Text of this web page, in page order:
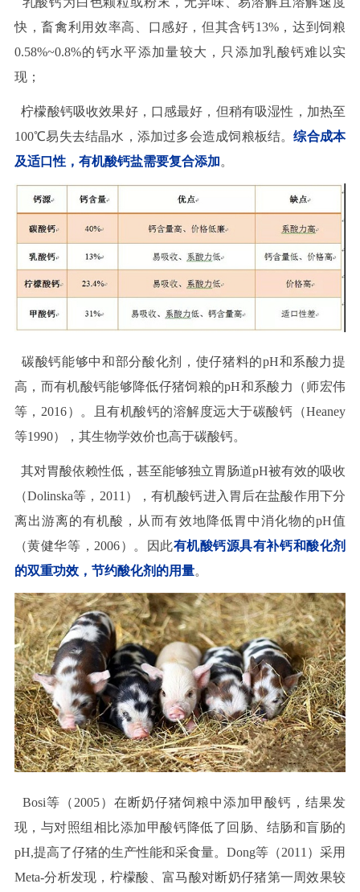
快，畜禽利用效率高、口感好，但其含钙13%，达到饲粮
0.58%~0.8%的钙水平添加量较大，只添加乳酸钙难以实
现；
柠檬酸钙吸收效果好，口感最好，但稍有吸湿性，加热至
100℃易失去结晶水，添加过多会造成饲粮板结。综合成本
及适口性，有机酸钙盐需要复合添加。
碳酸钙能够中和部分酸化剂，使仔猪料的pH和系酸力提
高，而有机酸钙能够降低仔猪饲粮的pH和系酸力（师宏伟
等，2016）。且有机酸钙的溶解度远大于碳酸钙（Heaney
等1990），其生物学效价也高于碳酸钙。
其对胃酸依赖性低，甚至能够独立胃肠道pH被有效的吸收
（Dolinska等，2011），有机酸钙进入胃后在盐酸作用下分
离出游离的有机酸，从而有效地降低胃中消化物的pH值
（黄健华等，2006）。因此有机酸钙源具有补钙和酸化剂
的双重功效，节约酸化剂的用量。
Bosi等（2005）在断奶仔猪饲粮中添加甲酸钙，结果发
现，与对照组相比添加甲酸钙降低了回肠、结肠和盲肠的
pH,提高了仔猪的生产性能和采食量。Dong等（2011）采用
Meta-分析发现，柠檬酸、富马酸对断奶仔猪第一周效果较